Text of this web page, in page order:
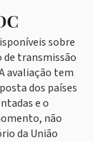
sobre
de transmissão
avaliação tem
dos países
e o
não
da União